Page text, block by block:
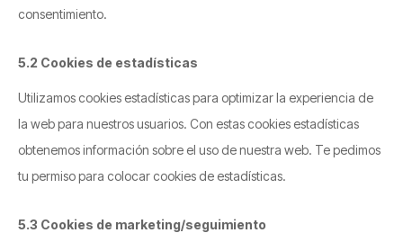
consentimiento.
5.2 Cookies de estadísticas
Utilizamos cookies estadísticas para optimizar la experiencia de
la web para nuestros usuarios. Con estas cookies estadísticas
obtenemos información sobre el uso de nuestra web. Te pedimos
tu permiso para colocar cookies de estadísticas.
5.3 Cookies de marketing/seguimiento